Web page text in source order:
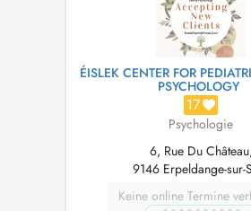
ÉISLEK CENTER FOR
PSYCHOLOGY
17
Psychologie
6, Rue Du Château,
9146 Erpeldange-sur-
Keine online Termine